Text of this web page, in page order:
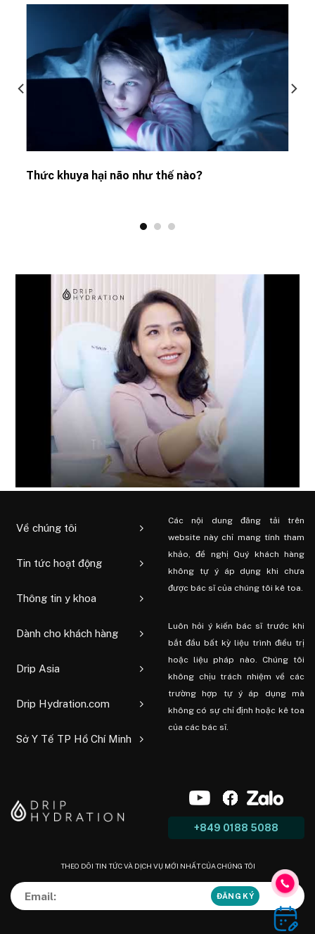
Thức khuya hại não như thế nào?
Về chúng tôi
Tin tức hoạt động
Thông tin y khoa
Dành cho khách hàng
Drip Asia
Drip Hydration.com
Sở Y Tế TP Hồ Chí Minh
Các nội dung đăng tải trên
website này chỉ mang tính tham
khảo, đề nghị Quý khách hàng
không tự ý áp dụng khi chưa
được bác sĩ của chúng tôi kê toa.
Luôn hỏi ý kiến ​​bác sĩ trước khi
bắt đầu bất kỳ liệu trình điều trị
hoặc liệu pháp nào. Chúng tôi
không chịu trách nhiệm về các
trường hợp tự ý áp dụng mà
không có sự chỉ định hoặc kê toa
của các bác sĩ.
+849 0188 5088
THEO DÕI TIN TỨC VÀ DỊCH VỤ MỚI NHẤT CỦA CHÚNG TÔI